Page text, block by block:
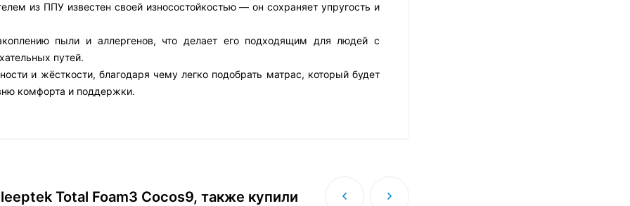
из ППУ известен своей износостойкостью — он сохраняет упругость и
пыли и аллергенов, что делает его подходящим для людей с
путей.
и жёсткости, благодаря чему легко подобрать матрас, который будет
комфорта и поддержки.
Total Foam3 Cocos9, также купили